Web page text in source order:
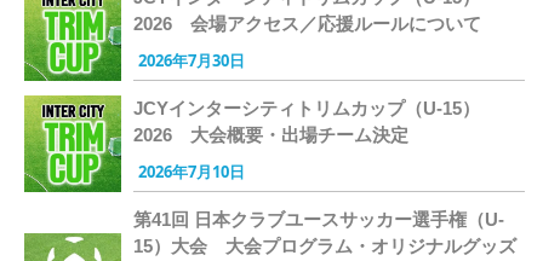
2026 会場アクセス／応援ルールについて
2026年7月30日
JCYインターシティトリムカップ（U-15）
2026 大会概要・出場チーム決定
2026年7月10日
第41回 日本クラブユースサッカー選手権（U-
15）大会 大会プログラム・オリジナルグッズ